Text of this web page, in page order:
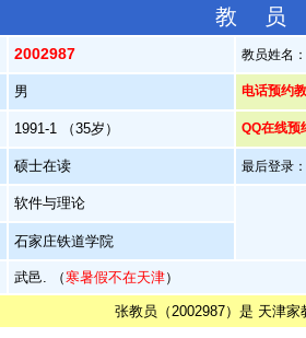
教
2002987 教员姓名
男 电话预约
1991-1 （35岁） QQ在线预
硕士在读 最后登录
软件与理论
石家庄铁道学院
武邑. （寒暑假不在天津）
张教员（2002987）是 天津家